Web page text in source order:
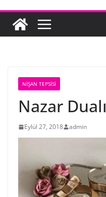
NIŞAN TEPSISI
Nazar Dualı
Eylül 27, 2018 admin